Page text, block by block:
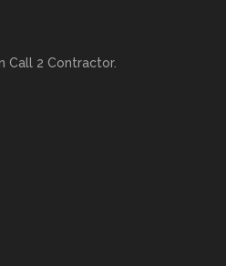
Call 2 Contractor.